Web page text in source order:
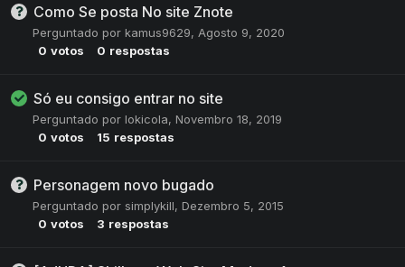
Como Se posta No site Znote
Perguntado por kamus9629, Agosto 9, 2020
0 votos 0 respostas
Só eu consigo entrar no site
Perguntado por lokicola, Novembro 18, 2019
0 votos 15 respostas
Personagem novo bugado
Perguntado por simplykill, Dezembro 5, 2015
0 votos 3 respostas